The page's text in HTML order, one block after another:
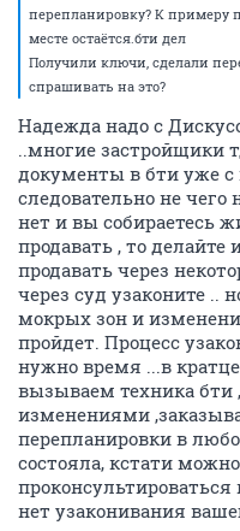
перепланировку? К примеру
месте остаётся.бти дел
Получили ключи, сделали
спрашивать на это?
Надежда надо с
..многие застройщики
документы в бти уже
следовательно не
нет и вы собираетесь
продавать , то делайте
продавать через
через суд узаконите ..
мокрых зон и
пройдет. Процесс
нужно время ...в
вызываем техника бти
изменениями
перепланировки в
состояла, кстати
нет узаконивания